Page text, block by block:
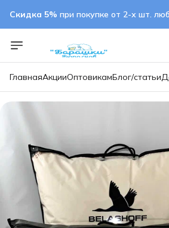
Скидка 5% при покупке от 2-х шт.
ГлавнаяАкцииОптовикамБлог/статьи